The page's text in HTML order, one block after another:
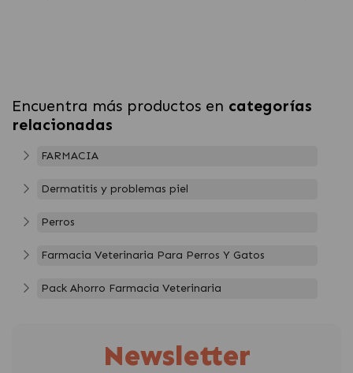
Encuentra más productos en categorías
relacionadas
FARMACIA
Dermatitis y problemas piel
Perros
Farmacia Veterinaria Para Perros Y Gatos
Pack Ahorro Farmacia Veterinaria
Newsletter